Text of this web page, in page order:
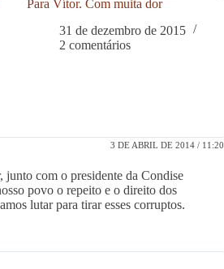
Para Vítor. Com muita dor
31 de dezembro de 2015
2 comentários
3 DE ABRIL DE 2014 / 11:20
junto com o presidente da Condise
povo o repeito e o direito dos
lutar para tirar esses corruptos.